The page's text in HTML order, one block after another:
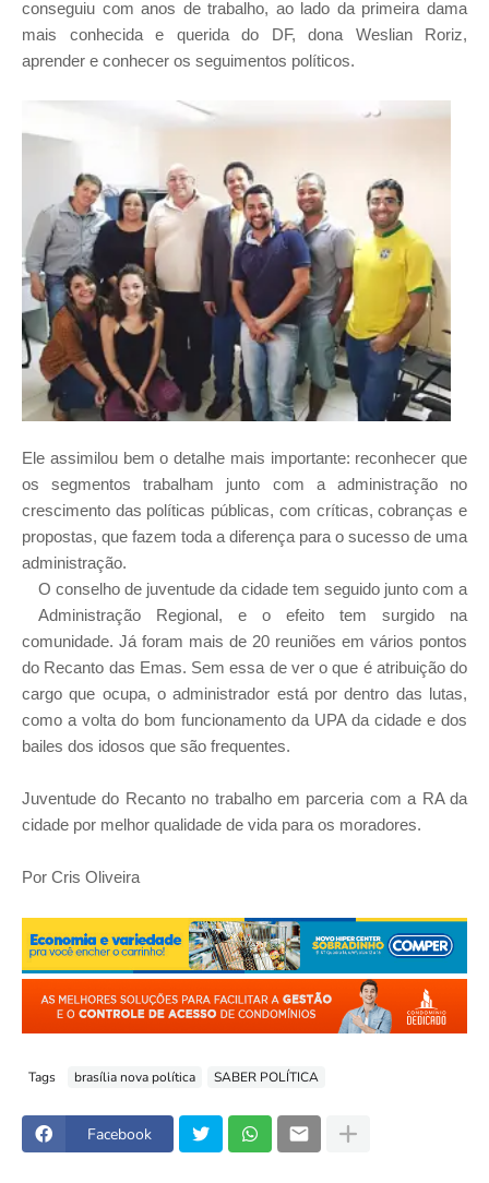
conseguiu com anos de trabalho, ao lado da primeira dama
mais conhecida e querida do DF, dona Weslian Roriz,
aprender e conhecer os seguimentos políticos.
Ele assimilou bem o detalhe mais importante: reconhecer que
os segmentos trabalham junto com a administração no
crescimento das políticas públicas, com críticas, cobranças e
propostas, que fazem toda a diferença para o sucesso de uma
administração.
O conselho de juventude da cidade tem seguido junto com a
Administração Regional, e o efeito tem surgido na
comunidade. Já foram mais de 20 reuniões em vários pontos
do Recanto das Emas. Sem essa de ver o que é atribuição do
cargo que ocupa, o administrador está por dentro das lutas,
como a volta do bom funcionamento da UPA da cidade e dos
bailes dos idosos que são frequentes.
Juventude do Recanto no trabalho em parceria com a RA da
cidade por melhor qualidade de vida para os moradores.
Por Cris Oliveira
Tags brasília nova política SABER POLÍTICA
Facebook